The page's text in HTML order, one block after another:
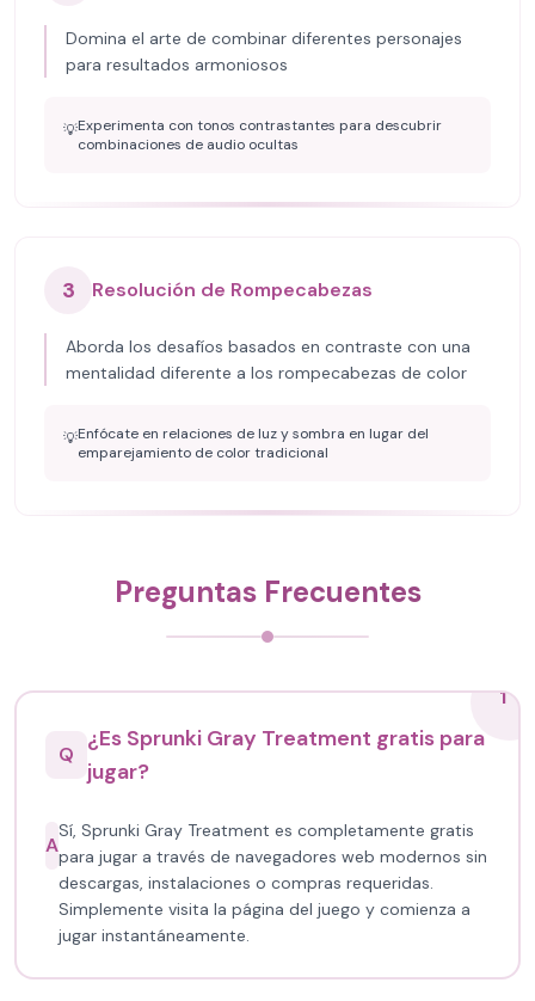
Domina el arte de combinar diferentes personajes
para resultados armoniosos
💡Experimenta con tonos contrastantes para descubrir
combinaciones de audio ocultas
3 Resolución de Rompecabezas
Aborda los desafíos basados en contraste con una
mentalidad diferente a los rompecabezas de color
💡Enfócate en relaciones de luz y sombra en lugar del
emparejamiento de color tradicional
Preguntas Frecuentes
1
Q
¿Es Sprunki Gray Treatment gratis para
jugar?
A
Sí, Sprunki Gray Treatment es completamente gratis
para jugar a través de navegadores web modernos sin
descargas, instalaciones o compras requeridas.
Simplemente visita la página del juego y comienza a
jugar instantáneamente.